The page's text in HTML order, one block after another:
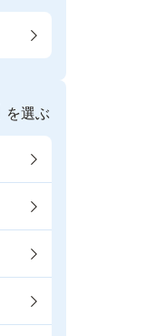
を選ぶ